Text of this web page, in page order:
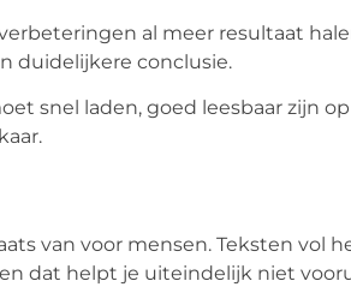
al meer resultaat
duidelijkere conclusie.
snel laden, goed leesbaar zijn
van voor mensen. Teksten vol
dat helpt je uiteindelijk niet